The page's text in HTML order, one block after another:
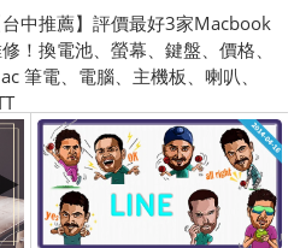
台中推薦】評價最好3家Macbook
！換電池、螢幕、鍵盤、價格、
筆電、電腦、主機板、喇叭、